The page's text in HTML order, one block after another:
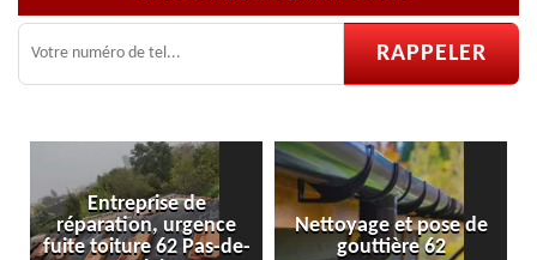
de-
Nettoyage et pose de
gouttière 62
Pose et réparation de
velux 62